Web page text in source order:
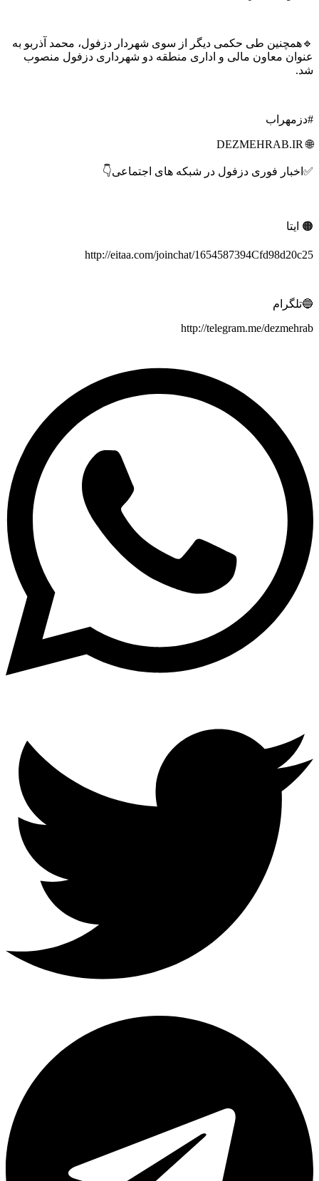
طی حکمی دیگر از سوی شهردار دزفول، محمد آذربو به
معاون مالی و اداری منطقه دو شهرداری دزفول منصوب
فوری دزفول در شبکه های اجتماعی👇
http://eitaa.com/joinchat/
http://telegram.me/